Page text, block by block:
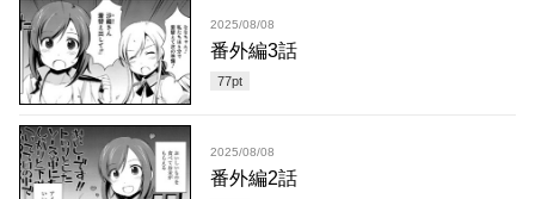
2025/08/08
番外編3話
77pt
2025/08/08
番外編2話